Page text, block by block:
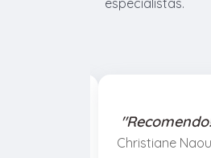
especialistas.
Christiane